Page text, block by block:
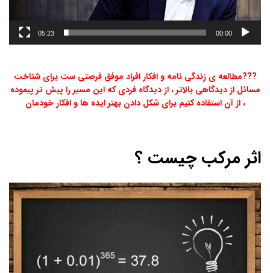
00:00
05:23
???مطالعه ی زندگی نامه و افکار افراد موفق فرصتی ست برای شناخت
مسائل از دیدگاهی بالاتر ، از دیدگاه فردی که این مسیر را پیش تر پیموده
، از آن استفاده کنیم برای شکل دادن بهتر ایده ها و افکار خودمان
اثر مرکب چیست ؟